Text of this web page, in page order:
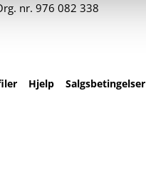
nr. 976 082 338
HjelpSalgsbetingelser